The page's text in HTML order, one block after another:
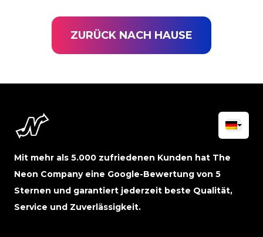
ZURÜCK NACH HAUSE
Mit mehr als 5.000 zufriedenen Kunden hat The
Neon Company eine Google-Bewertung von 5
Sternen und garantiert jederzeit beste Qualität,
Service und Zuverlässigkeit.